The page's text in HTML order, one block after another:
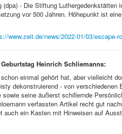
(dpa) - Die Stiftung Luthergedenkstätten
vor 500 Jahren. Höhepunkt ist
www.zeit.de/news/2022-01/03/escape-
Heinrich Schliemanns:
einmal gehört hat, aber vielleicht
dekonstruierend - von
sowie seine äußerst schillernde
verfassten Artikel recht gut
auch ein Kasten mit Hinweisen auf